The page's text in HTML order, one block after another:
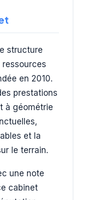
structure
en 2010.
prestations
à géométrie
et la
le terrain.
une note
cabinet